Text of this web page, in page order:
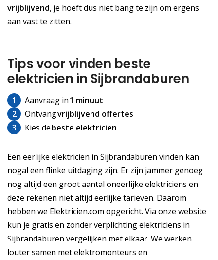
vrijblijvend, je hoeft dus niet bang te zijn om ergens
aan vast te zitten.
Tips voor vinden beste
elektricien in Sijbrandaburen
1 Aanvraag in1 minuut
2
Ontvangvrijblijvend offertes
3
Kies debeste elektricien
Een eerlijke elektricien in Sijbrandaburen vinden kan
nogal een flinke uitdaging zijn. Er zijn jammer genoeg
nog altijd een groot aantal oneerlijke elektriciens en
deze rekenen niet altijd eerlijke tarieven. Daarom
hebben we Elektricien.com opgericht. Via onze website
kun je gratis en zonder verplichting elektriciens in
Sijbrandaburen vergelijken met elkaar. We werken
louter samen met elektromonteurs en